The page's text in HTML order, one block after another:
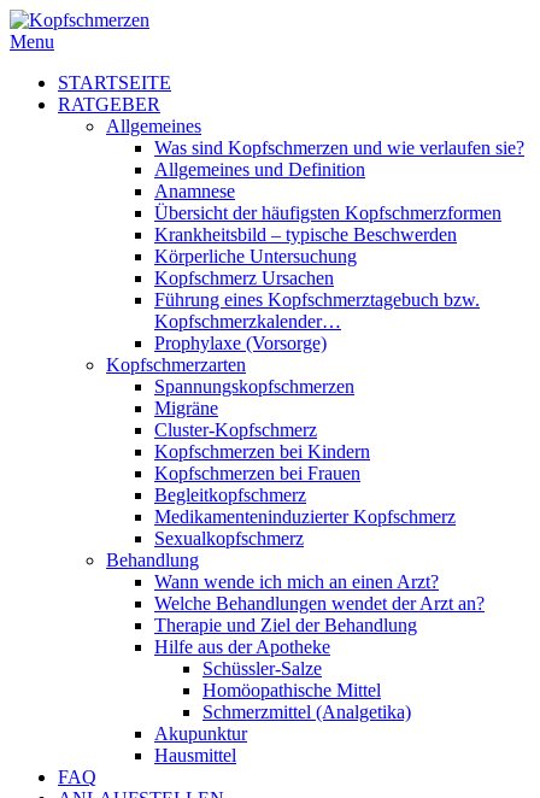
Menu
STARTSEITE
RATGEBER
Allgemeines
Was sind Kopfschmerzen und wie verlaufen sie?
Allgemeines und Definition
Anamnese
Übersicht der häufigsten Kopfschmerzformen
Krankheitsbild – typische Beschwerden
Körperliche Untersuchung
Kopfschmerz Ursachen
Führung eines Kopfschmerztagebuch bzw.
Kopfschmerzkalender…
Prophylaxe (Vorsorge)
Kopfschmerzarten
Spannungskopfschmerzen
Migräne
Cluster-Kopfschmerz
Kopfschmerzen bei Kindern
Kopfschmerzen bei Frauen
Begleitkopfschmerz
Medikamenteninduzierter Kopfschmerz
Sexualkopfschmerz
Behandlung
Wann wende ich mich an einen Arzt?
Welche Behandlungen wendet der Arzt an?
Therapie und Ziel der Behandlung
Hilfe aus der Apotheke
Schüssler-Salze
Homöopathische Mittel
Schmerzmittel (Analgetika)
Akupunktur
Hausmittel
FAQ